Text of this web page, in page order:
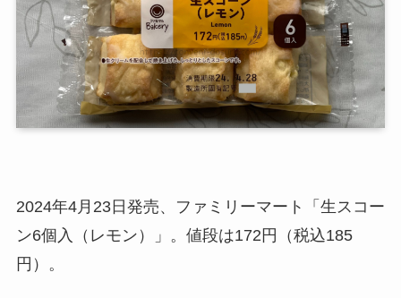
2024年4月23日発売、ファミリーマート「生スコー
ン6個入（レモン）」。値段は172円（税込185
円）。